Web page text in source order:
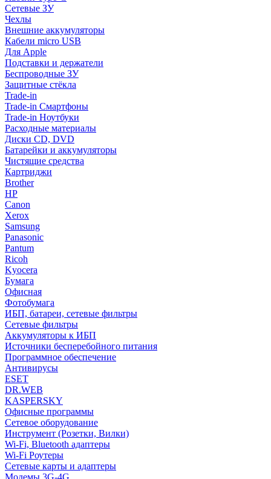
Сетевые ЗУ
Чехлы
Внешние аккумуляторы
Кабели micro USB
Для Apple
Подставки и держатели
Беспроводные ЗУ
Защитные стёкла
Trade-in
Trade-in Смартфоны
Trade-in Ноутбуки
Расходные материалы
Диски CD, DVD
Батарейки и аккумуляторы
Чистящие средства
Картриджи
Brother
HP
Canon
Xerox
Samsung
Panasonic
Pantum
Ricoh
Kyocera
Бумага
Офисная
Фотобумага
ИБП, батареи, сетевые фильтры
Сетевые фильтры
Аккумуляторы к ИБП
Источники бесперебойного питания
Программное обеспечение
Антивирусы
ESET
DR.WEB
KASPERSKY
Офисные программы
Сетевое оборудование
Инструмент (Розетки, Вилки)
Wi-Fi, Bluetooth адаптеры
Wi-Fi Роутеры
Сетевые карты и адаптеры
Модемы 3G-4G